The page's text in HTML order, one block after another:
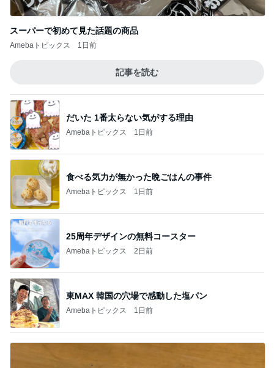
スーパーで初めて見た話題の商品
Amebaトピックス 1日前
記事を読む
だいた 1番太らない気がする理由
Amebaトピックス 1日前
食べる気力が無かった晩ごはんの事件
Amebaトピックス 1日前
25周年デザインの無料コースター
Amebaトピックス 2日前
東MAX 韓国の穴場で感動した塩パン
Amebaトピックス 1日前